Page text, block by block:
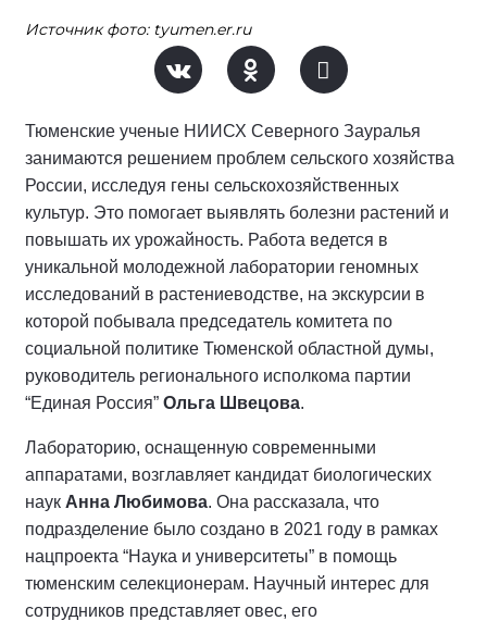
Источник фото: tyumen.er.ru
Тюменские ученые НИИСХ Северного Зауралья
занимаются решением проблем сельского хозяйства
России, исследуя гены сельскохозяйственных
культур. Это помогает выявлять болезни растений и
повышать их урожайность. Работа ведется в
уникальной молодежной лаборатории геномных
исследований в растениеводстве, на экскурсии в
которой побывала председатель комитета по
социальной политике Тюменской областной думы,
руководитель регионального исполкома партии
“Единая Россия” Ольга Швецова.
Лабораторию, оснащенную современными
аппаратами, возглавляет кандидат биологических
наук Анна Любимова. Она рассказала, что
подразделение было создано в 2021 году в рамках
нацпроекта “Наука и университеты” в помощь
тюменским селекционерам. Научный интерес для
сотрудников представляет овес, его